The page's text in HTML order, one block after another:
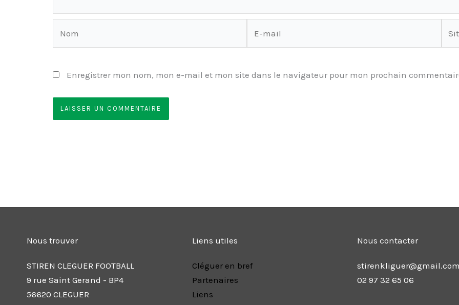
Enregistrer mon nom, mon e-mail et mon site dans le navigateur pour mon prochain
Nous trouver
STIREN CLEGUER FOOTBALL
9 rue Saint Gerand - BP4
56620 CLEGUER
Liens utiles
Cléguer en bref
Partenaires
Liens
Nous contacter
02 97 32 65 06